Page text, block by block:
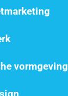
vormgeving